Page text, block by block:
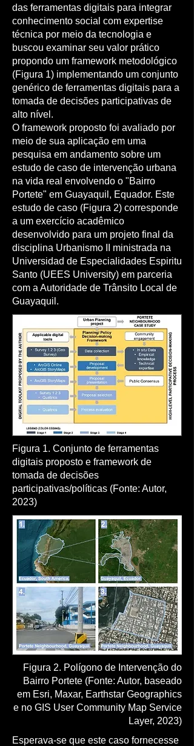
das ferramentas digitais para integrar
conhecimento social com expertise
técnica por meio da tecnologia e
buscou examinar seu valor prático
propondo um framework metodológico
(Figura 1) implementando um conjunto
genérico de ferramentas digitais para a
tomada de decisões participativas de
alto nível.
O framework proposto foi avaliado por
meio de sua aplicação em uma
pesquisa em andamento sobre um
estudo de caso de intervenção urbana
na vida real envolvendo o "Bairro
Portete" em Guayaquil, Equador. Este
estudo de caso (Figura 2) corresponde
a um exercício acadêmico
desenvolvido para um projeto final da
disciplina Urbanismo II ministrada na
Universidad de Especialidades Espiritu
Santo (UEES University) em parceria
com a Autoridade de Trânsito Local de
Guayaquil.
Figura 1. Conjunto de ferramentas
digitais proposto e framework de
tomada de decisões
participativas/políticas (Fonte: Autor,
2023)
Figura 2. Polígono de Intervenção do
Bairro Portete (Fonte: Autor, baseado
em Esri, Maxar, Earthstar Geographics
e no GIS User Community Map Service
Layer, 2023)
Esperava-se que este caso fornecesse